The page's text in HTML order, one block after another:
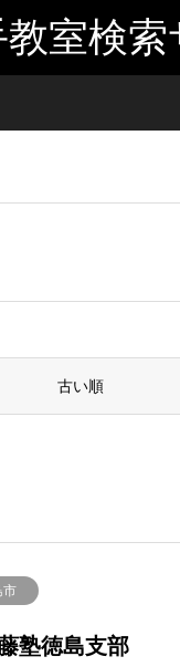
室検索
古い順
市
塾徳島支部